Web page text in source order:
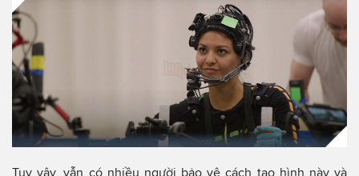
Tuy vậy, vẫn có nhiều người bảo vệ cách tạo hình này và